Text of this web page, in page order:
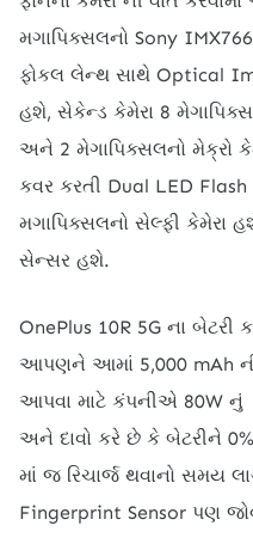
મગાપિક્સલનો Sony
ફોકલ લેન્થ સાથે Optical
હશે, સેકેન્ડ કેમેરા 8
અને 2 મેગાપિક્સલનો મેક્રો
કવર કરતી Dual LED
મગાપિક્સલનો સેલ્ફી કેમેરા
સેન્સર હશે.
OnePlus 10R 5G ના
આપણને આમાં 5,000 mAh
આપવા માટે કંપનીએ 80W નું
અને દાવો કરે છે કે બેટરીને
માં જ રિચાર્જ થવાનો સમય
Fingerprint Sensor પણ